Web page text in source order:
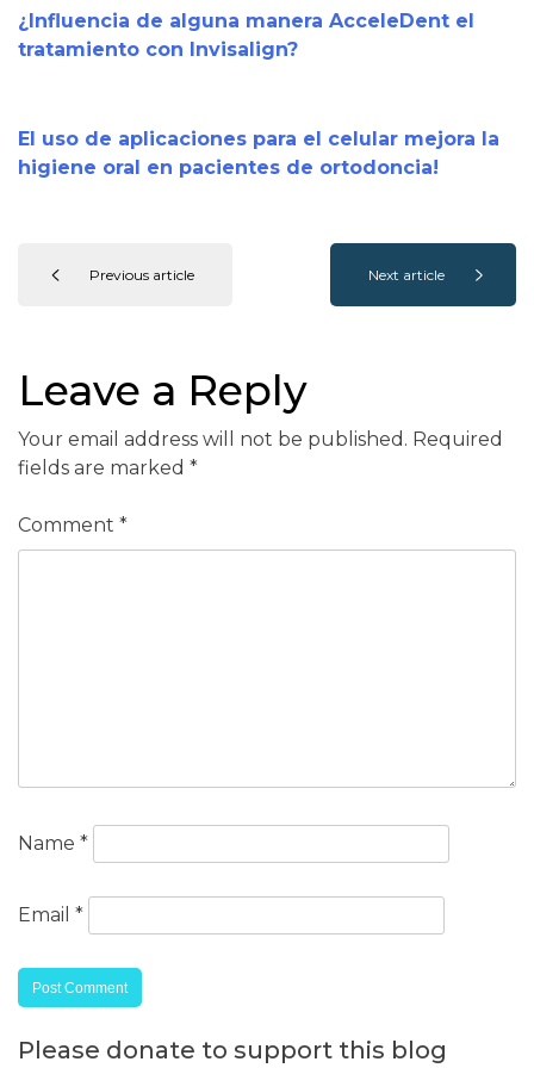
¿Influencia de alguna manera AcceleDent el
tratamiento con Invisalign?
El uso de aplicaciones para el celular mejora la
higiene oral en pacientes de ortodoncia!
Previous article Next article
Leave a Reply
Your email address will not be published. Required
fields are marked *
Comment *
Name *
Email *
Please donate to support this blog